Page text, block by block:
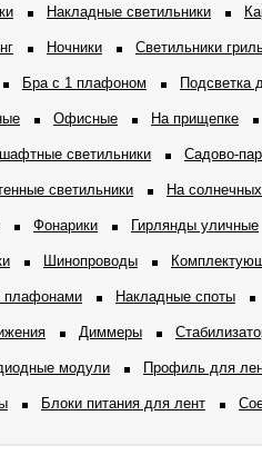
Накладные светильники
Ночники Светильники
Бра с 1 плафоном Подсветка
Офисные На прищепке
светильники Садово-
светильники На
Фонарики Гирлянды уличные
Шинопроводы
плафонами Накладные споты
Диммеры
модули Профиль для
Блоки питания для лент